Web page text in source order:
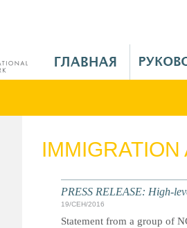
M
PRESS RELEASE: High-
19/СЕН/2016
Statement from a group of